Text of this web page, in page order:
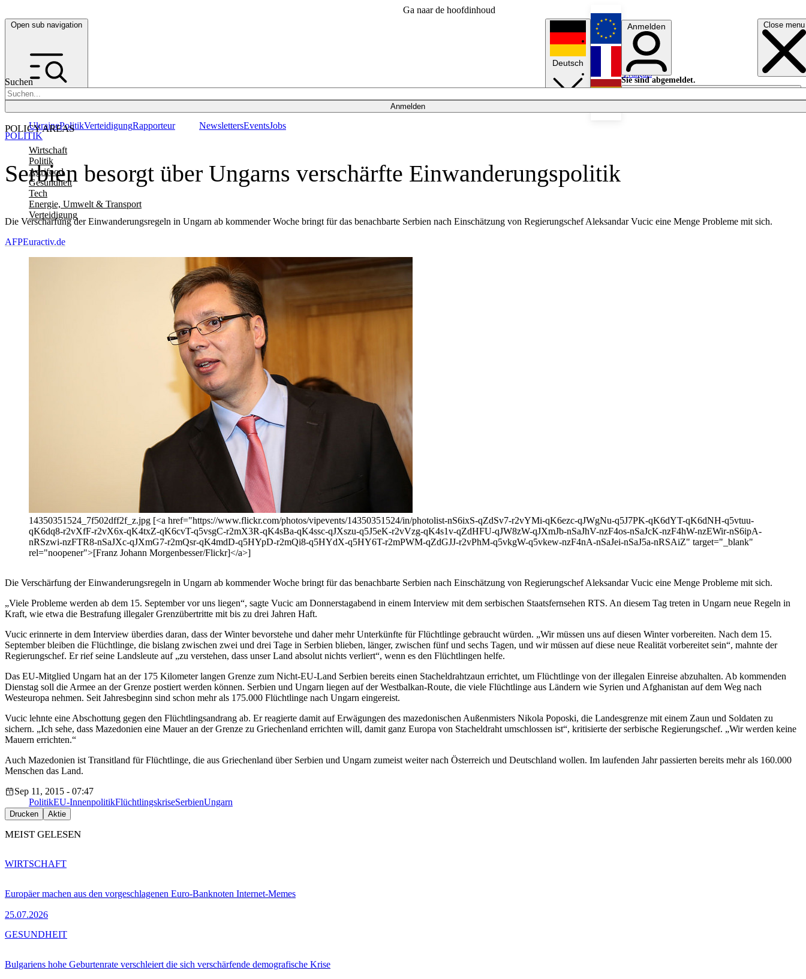
Ga naar de hoofdinhoud
Open sub navigation Close menu
Suchen
Anmelden
POLICY AREAS
Wirtschaft
Politik
Agrifood
Gesundheit
Tech
Energie, Umwelt & Transport
Verteidigung
UkrainePolitikVerteidigungRapporteur NewslettersEventsJobs
Deutsch
English
Français
Anmelden
Sie sind abgemeldet.
Anmelden
Licht aus
Serbien besorgt über Ungarns verschärfte Einwanderungspolitik
Die Verschärfung der Einwanderungsregeln in Ungarn ab kommender Woche bringt für das benachbarte Serbien nach Einschätzung von Regierungschef Aleksandar Vucic eine Menge Probleme mit sich.
POLITIK
AFPEuractiv.de
14350351524_7f502dff2f_z.jpg [<a href="https://www.flickr.com/photos/vipevents/14350351524/in/photolist-nS6ixS-qZdSv7-r2vYMi-qK6ezc-qJWgNu-q5J7PK-qK6dYT-qK6dNH-q5vtuu-
qK6dq8-r2vXfF-r2vX6x-qK4txZ-qK6cvT-q5vsgC-r2mX3R-qK4sBa-qK4ssc-qJXszu-q5J5eK-r2vVzg-qK4s1v-qZdHFU-qJW8zW-qJXmJb-nSaJhV-nzF4os-nSaJcK-nzF4hW-nzEWir-nS6ipA-
nRSzwi-nzFTR8-nSaJXc-qJXmG7-r2mQsr-qK4mdD-q5HYpD-r2mQi8-q5HYdX-q5HY6T-r2mPWM-qZdGJJ-r2vPhM-q5vkgW-q5vkew-nzF4nA-nSaJei-nSaJ5a-nRSAiZ" target="_blank"
rel="noopener">[Franz Johann Morgenbesser/Flickr]</a>]
Die Verschärfung der Einwanderungsregeln in Ungarn ab kommender Woche bringt für das benachbarte Serbien nach Einschätzung von Regierungschef Aleksandar Vucic eine Menge Probleme mit sich.
„Viele Probleme werden ab dem 15. September vor uns liegen“, sagte Vucic am Donnerstagabend in einem Interview mit dem serbischen Staatsfernsehen RTS. An diesem Tag treten in Ungarn neue Regeln in
Kraft, wie etwa die Bestrafung illegaler Grenzübertritte mit bis zu drei Jahren Haft.
Vucic erinnerte in dem Interview überdies daran, dass der Winter bevorstehe und daher mehr Unterkünfte für Flüchtlinge gebraucht würden. „Wir müssen uns auf diesen Winter vorbereiten. Nach dem 15.
September bleiben die Flüchtlinge, die bislang zwischen zwei und drei Tage in Serbien blieben, länger, zwischen fünf und sechs Tagen, und wir müssen auf diese neue Realität vorbereitet sein“, mahnte der
Regierungschef. Er rief seine Landsleute auf „zu verstehen, dass unser Land absolut nichts verliert“, wenn es den Flüchtlingen helfe.
Das EU-Mitglied Ungarn hat an der 175 Kilometer langen Grenze zum Nicht-EU-Land Serbien bereits einen Stacheldrahtzaun errichtet, um Flüchtlinge von der illegalen Einreise abzuhalten. Ab kommenden
Dienstag soll die Armee an der Grenze postiert werden können. Serbien und Ungarn liegen auf der Westbalkan-Route, die viele Flüchtlinge aus Ländern wie Syrien und Afghanistan auf dem Weg nach
Westeuropa nehmen. Seit Jahresbeginn sind schon mehr als 175.000 Flüchtlinge nach Ungarn eingereist.
Vucic lehnte eine Abschottung gegen den Flüchtlingsandrang ab. Er reagierte damit auf Erwägungen des mazedonischen Außenmisters Nikola Poposki, die Landesgrenze mit einem Zaun und Soldaten zu
sichern. „Ich sehe, dass Mazedonien eine Mauer an der Grenze zu Griechenland errichten will, damit ganz Europa von Stacheldraht umschlossen ist“, kritisierte der serbische Regierungschef. „Wir werden keine
Mauern errichten.“
Auch Mazedonien ist Transitland für Flüchtlinge, die aus Griechenland über Serbien und Ungarn zumeist weiter nach Österreich und Deutschland wollen. Im laufenden Jahr passierten bereits mehr als 160.000
Menschen das Land.
Sep 11, 2015 - 07:47
PolitikEU-InnenpolitikFlüchtlingskriseSerbienUngarn
Drucken Aktie
MEIST GELESEN
Europäer machen aus den vorgeschlagenen Euro-Banknoten Internet-Memes
25.07.2026
WIRTSCHAFT
Bulgariens hohe Geburtenrate verschleiert die sich verschärfende demografische Krise
GESUNDHEIT